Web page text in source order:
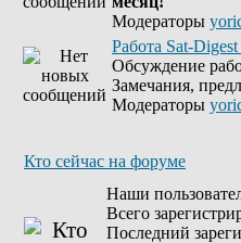
Модераторы
Работа Sat-
Обсуждение
Замечания,
Модераторы
Кто сейчас на форуме
Наши
Всего
Последний